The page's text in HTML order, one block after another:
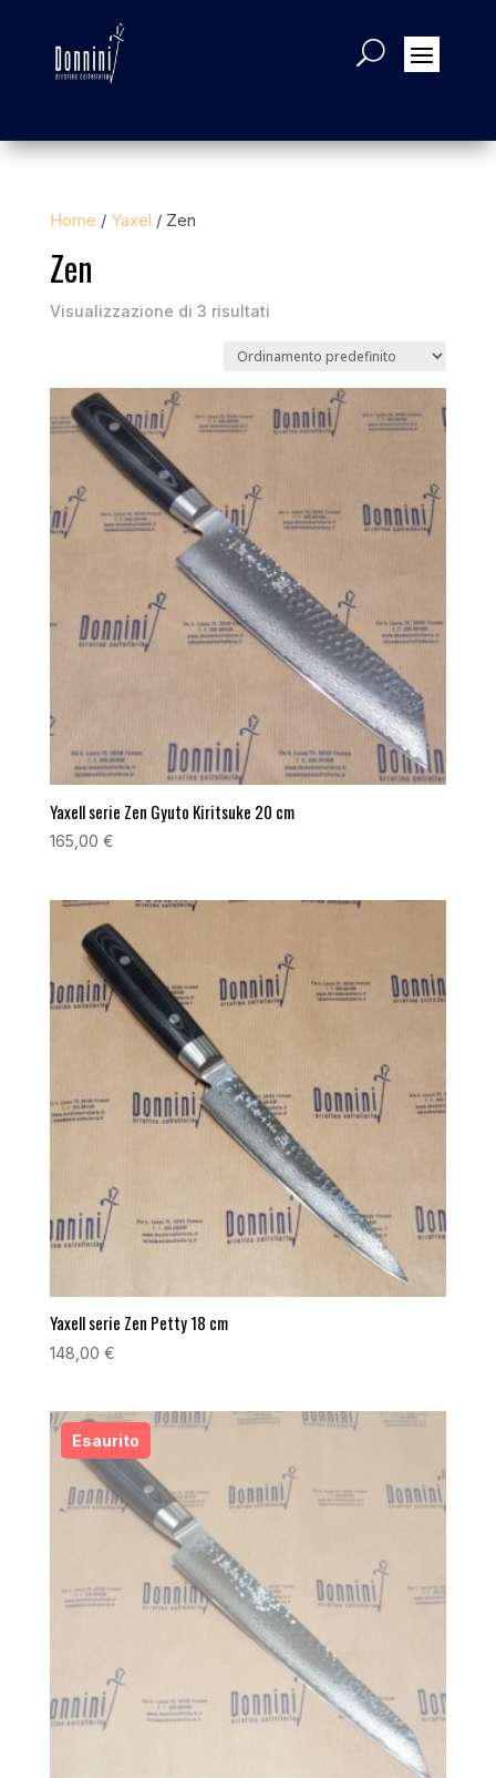
Home / Yaxel / Zen
Zen
Visualizzazione di 3 risultati
Yaxell serie Zen Gyuto Kiritsuke 20 cm
165,00 €
Yaxell serie Zen Petty 18 cm
148,00 €